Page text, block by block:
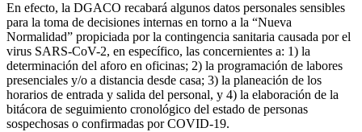
En efecto, la DGACO recabará algunos datos personales sensibles
para la toma de decisiones internas en torno a la “Nueva
Normalidad” propiciada por la contingencia sanitaria causada por el
virus SARS-CoV-2, en específico, las concernientes a: 1) la
determinación del aforo en oficinas; 2) la programación de labores
presenciales y/o a distancia desde casa; 3) la planeación de los
horarios de entrada y salida del personal, y 4) la elaboración de la
bitácora de seguimiento cronológico del estado de personas
sospechosas o confirmadas por COVID-19.